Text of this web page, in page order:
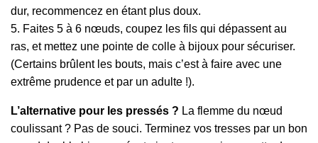
dur, recommencez en étant plus doux.
5. Faites 5 à 6 nœuds, coupez les fils qui dépassent au
ras, et mettez une pointe de colle à bijoux pour sécuriser.
(Certains brûlent les bouts, mais c’est à faire avec une
extrême prudence et par un adulte !).
L’alternative pour les pressés ? La flemme du nœud
coulissant ? Pas de souci. Terminez vos tresses par un bon